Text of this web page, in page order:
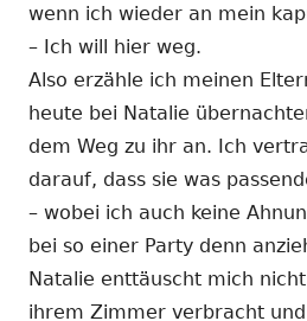
wenn ich wieder an mein
– Ich will hier weg.
Also erzähle ich meinen
heute bei Natalie
dem Weg zu ihr an. Ich
darauf, dass sie was
– wobei ich auch keine
bei so einer Party denn
Natalie enttäuscht mich
ihrem Zimmer verbracht